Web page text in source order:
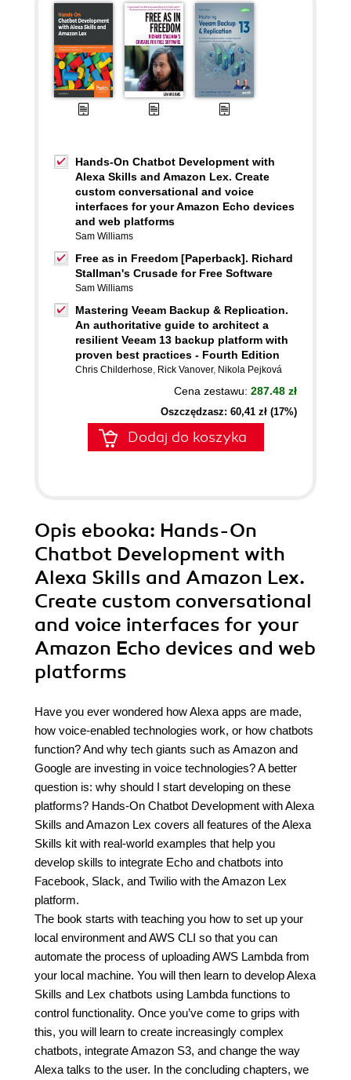
Hands-On Chatbot Development with
Alexa Skills and Amazon Lex. Create
custom conversational and voice
interfaces for your Amazon Echo devices
and web platforms
Sam Williams
Free as in Freedom [Paperback]. Richard
Stallman's Crusade for Free Software
Sam Williams
Mastering Veeam Backup & Replication.
An authoritative guide to architect a
resilient Veeam 13 backup platform with
proven best practices - Fourth Edition
Chris Childerhose, Rick Vanover, Nikola Pejková
Cena zestawu: 287.48 zł
Oszczędzasz: 60,41 zł (17%)
Dodaj do koszyka
Opis ebooka: Hands-On
Chatbot Development with
Alexa Skills and Amazon Lex.
Create custom conversational
and voice interfaces for your
Amazon Echo devices and web
platforms
Have you ever wondered how Alexa apps are made,
how voice-enabled technologies work, or how chatbots
function? And why tech giants such as Amazon and
Google are investing in voice technologies? A better
question is: why should I start developing on these
platforms? Hands-On Chatbot Development with Alexa
Skills and Amazon Lex covers all features of the Alexa
Skills kit with real-world examples that help you
develop skills to integrate Echo and chatbots into
Facebook, Slack, and Twilio with the Amazon Lex
platform.
The book starts with teaching you how to set up your
local environment and AWS CLI so that you can
automate the process of uploading AWS Lambda from
your local machine. You will then learn to develop Alexa
Skills and Lex chatbots using Lambda functions to
control functionality. Once you’ve come to grips with
this, you will learn to create increasingly complex
chatbots, integrate Amazon S3, and change the way
Alexa talks to the user. In the concluding chapters, we